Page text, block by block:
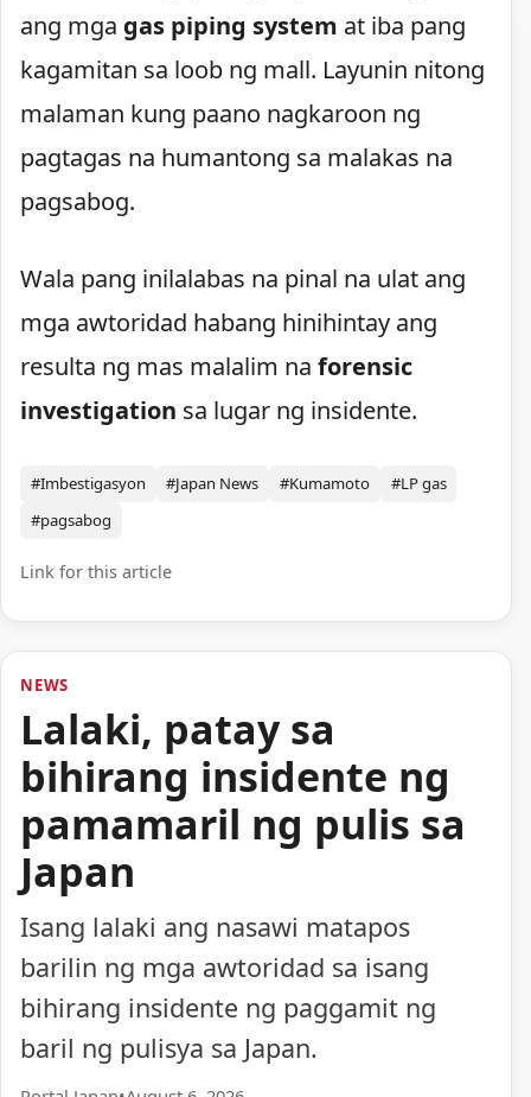
ang mga gas piping system at iba pang
kagamitan sa loob ng mall. Layunin nitong
malaman kung paano nagkaroon ng
pagtagas na humantong sa malakas na
pagsabog.
Wala pang inilalabas na pinal na ulat ang
mga awtoridad habang hinihintay ang
resulta ng mas malalim na forensic
investigation sa lugar ng insidente.
#Imbestigasyon #Japan News #Kumamoto
#LP gas
#pagsabog
Link for this article
NEWS
Lalaki, patay sa
bihirang insidente ng
pamamaril ng pulis sa
Japan
Isang lalaki ang nasawi matapos
barilin ng mga awtoridad sa isang
bihirang insidente ng paggamit ng
baril ng pulisya sa Japan.